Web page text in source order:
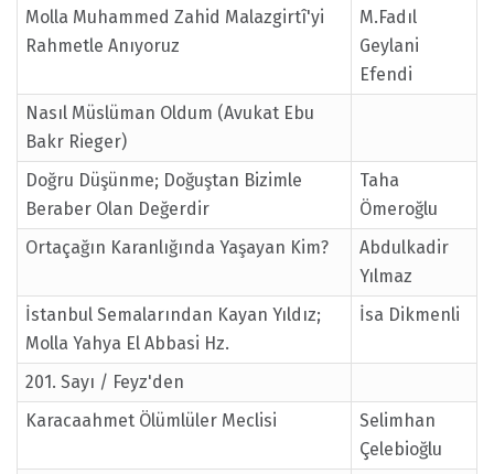
Molla Muhammed Zahid Malazgirtî'yi
Rahmetle Anıyoruz
M.Fadıl
Geylani
Efendi
Nasıl Müslüman Oldum (Avukat Ebu
Bakr Rieger)
Doğru Düşünme; Doğuştan Bizimle
Beraber Olan Değerdir
Taha
Ömeroğlu
Ortaçağın Karanlığında Yaşayan Kim?
Abdulkadir
Yılmaz
İstanbul Semalarından Kayan Yıldız;
Molla Yahya El Abbasi Hz.
İsa Dikmenli
201. Sayı / Feyz'den
Karacaahmet Ölümlüler Meclisi
Selimhan
Çelebioğlu